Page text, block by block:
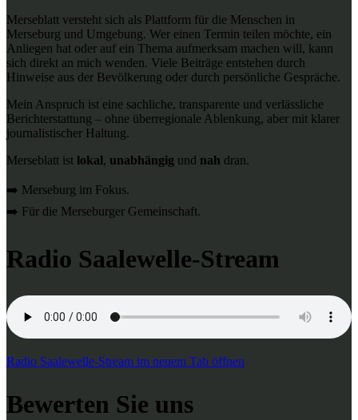
Merseblatt versteht sich als Plattform für die Menschen in
Merseburg und Umgebung. Wer einen Termin teilen möchte, ein
Anliegen hat oder auf ein Thema aufmerksam machen will, kann
sich direkt an mich wenden. Viele Beiträge entstehen durch
Hinweise aus der Bevölkerung oder durch persönliche Gespräche.
Mein Anspruch ist eine sachliche, transparente und verlässliche
Berichterstattung – ohne überregionale Ablenkung, aber mit klarer
journalistischer Haltung.
Merseblatt ist lokal, unabhängig und nah dran.
➡️ Merseburg im Fokus.
➡️ Für die Merseburger Gemeinschaft.
Radio Saalewelle-Stream
Radio Saalewelle-Stream im neuem Tab öffnen
Bewerten Sie uns